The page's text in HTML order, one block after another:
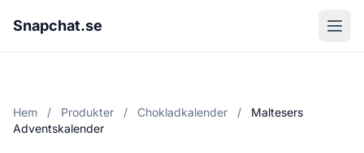
Snapchat.se
Hem / Produkter / Chokladkalender /
Maltesers
Adventskalender